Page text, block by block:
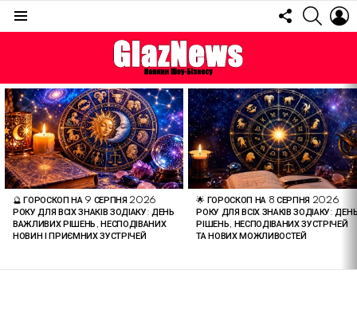
FOLLOW
US
ОСТАННІ
СТАТТІ
🔮 ГОРОСКОП НА 9 СЕРПНЯ 2026
РОКУ ДЛЯ ВСІХ ЗНАКІВ ЗОДІАКУ: ДЕНЬ
ВАЖЛИВИХ РІШЕНЬ, НЕСПОДІВАНИХ
НОВИН І ПРИЄМНИХ ЗУСТРІЧЕЙ
🌟 ГОРОСКОП НА 8 СЕРПНЯ 2026
РОКУ ДЛЯ ВСІХ ЗНАКІВ ЗОДІАКУ:
РІШЕНЬ, НЕСПОДІВАНИХ ЗУСТРІЧЕЙ
ТА НОВИХ МОЖЛИВОСТЕЙ